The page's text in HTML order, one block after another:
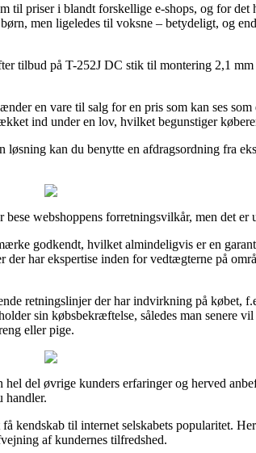
til priser i blandt forskellige e-shops, og for det
men ligeledes til voksne – betydeligt, og
tilbud på T-252J DC stik til montering 2,1
en vare til salg for en pris som kan ses
ind under en lov, hvilket begunstiger
kan du benytte en afdragsordning fra
webshoppens forretningsvilkår, men det er
godkendt, hvilket almindeligvis er en
har ekspertise inden for vedtægterne på
retningslinjer der har indvirkning på købet,
sin købsbekræftelse, således man senere
eller pige.
del øvrige kunders erfaringer og herved
handler.
kendskab til internet selskabets popularitet.
af kundernes tilfredshed.